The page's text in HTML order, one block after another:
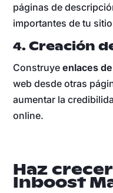
páginas de
importantes de tu
4. Creación
Construyeenlaces
web desde otras
aumentar la
online.
Haz
Inboost